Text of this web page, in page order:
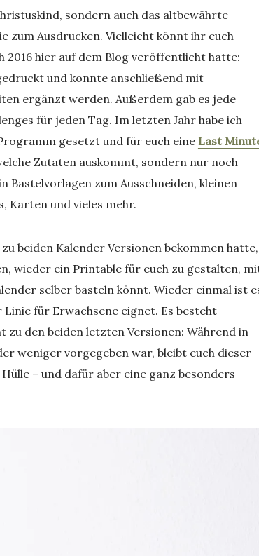
sondern auch das altbewährte
zum Ausdrucken. Vielleicht könnt ihr euch
2016 hier auf dem Blog veröffentlicht hatte:
und konnte anschließend mit
ergänzt werden. Außerdem gab es jede
für jeden Tag. Im letzten Jahr habe ich
gesetzt und für euch eine Last
Zutaten auskommt, sondern nur noch
zum Ausschneiden, kleinen
Karten und vieles mehr.
beiden Kalender Versionen bekommen hatte,
wieder ein Printable für euch zu gestalten,
selber basteln könnt. Wieder einmal ist
für Erwachsene eignet. Es besteht
den beiden letzten Versionen: Während in
weniger vorgegeben war, bleibt euch dieser
– und dafür aber eine ganz besonders